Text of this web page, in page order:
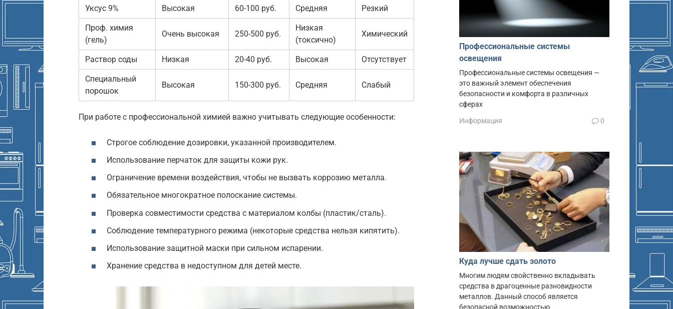
Уксус 9% Высокая 60-100 руб. Средняя Резкий
Проф. химия
(гель)
Очень высокая 250-500 руб.
Низкая
(токсично)
Химический
Раствор соды Низкая 20-40 руб. Высокая Отсутствует
Специальный
порошок
Высокая 150-300 руб. Средняя Слабый
При работе с профессиональной химией важно учитывать следующие особенности:
Строгое соблюдение дозировки, указанной производителем.
Использование перчаток для защиты кожи рук.
Ограничение времени воздействия, чтобы не вызвать коррозию металла.
Обязательное многократное полоскание системы.
Проверка совместимости средства с материалом колбы (пластик/сталь).
Соблюдение температурного режима (некоторые средства нельзя кипятить).
Использование защитной маски при сильном испарении.
Хранение средства в недоступном для детей месте.
Профессиональные системы
освещения
Профессиональные системы освещения —
это важный элемент обеспечения
безопасности и комфорта в различных
сферах
Информация 0
Куда лучше сдать золото
Многим людям свойственно вкладывать
средства в драгоценные разновидности
металлов. Данный способ является
безопасной возможностью